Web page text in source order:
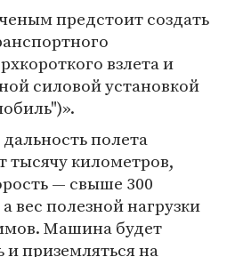
предстоит создать
взлета и
силовой установкой
полета
тысячу километров,
— свыше 300
вес полезной нагрузки
Машина будет
и приземляться на